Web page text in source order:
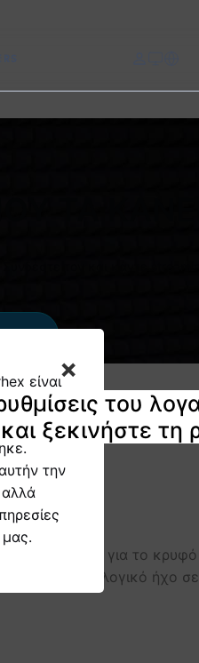
×
είναι
μας
την
τον και κάντε
του
ξεκινήστε τη
καλωδίων για το κρυφό
αναλογικό ήχο